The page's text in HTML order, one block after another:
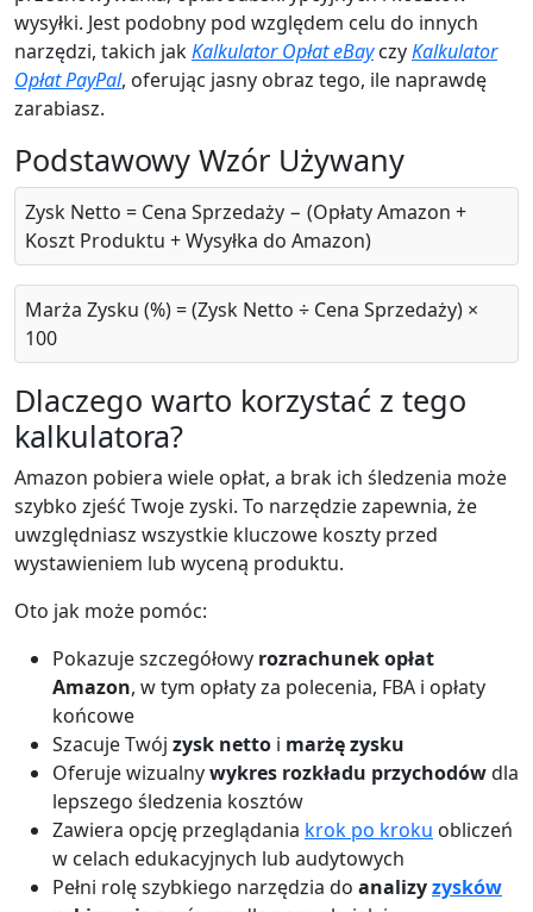
wysyłki. Jest podobny pod względem celu do innych
narzędzi, takich jakKalkulator Opłat eBayczyKalkulator
Opłat PayPal, oferując jasny obraz tego, ile naprawdę
zarabiasz.
Podstawowy Wzór Używany
Zysk Netto = Cena Sprzedaży − (Opłaty Amazon +
Koszt Produktu + Wysyłka do Amazon)
Marża Zysku (%) = (Zysk Netto ÷ Cena Sprzedaży) ×
100
Dlaczego warto korzystać z tego
kalkulatora?
Amazon pobiera wiele opłat, a brak ich śledzenia może
szybko zjeść Twoje zyski. To narzędzie zapewnia, że
uwzględniasz wszystkie kluczowe koszty przed
wystawieniem lub wyceną produktu.
Oto jak może pomóc:
Pokazuje szczegółowy rozrachunek opłat
Amazon, w tym opłaty za polecenia, FBA i opłaty
końcowe
Szacuje Twój zysk netto i marżę zysku
Oferuje wizualnywykres rozkładu przychodówdla
lepszego śledzenia kosztów
Zawiera opcję przeglądania krok po kroku obliczeń
w celach edukacyjnych lub audytowych
Pełni rolę szybkiego narzędzia do analizyzysków